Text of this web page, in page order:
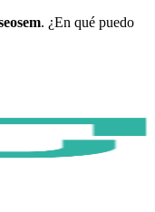
. ¿En qué puedo